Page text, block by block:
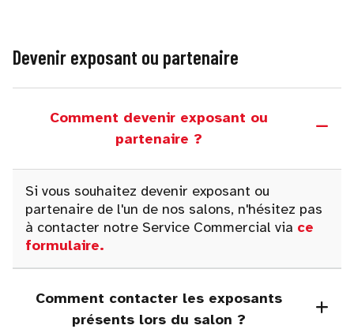
Devenir exposant ou partenaire
Comment devenir exposant ou
partenaire ?
Si vous souhaitez devenir exposant ou
partenaire de l'un de nos salons, n'hésitez pas
à contacter notre Service Commercial via ce
formulaire.
Comment contacter les exposants
présents lors du salon ?